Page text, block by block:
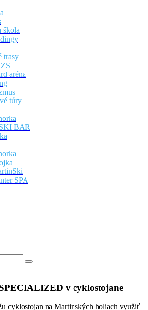
škola
trasy
aréna
túry
BAR
SPA
v cyklostojane
cyklostojan na Martinských holiach využiť